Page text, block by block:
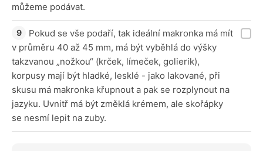
můžeme podávat.
Pokud se vše podaří, tak ideální makronka má mít
v průměru 40 až 45 mm, má být vyběhlá do výšky
takzvanou „nožkou“ (krček, límeček, golierik),
korpusy mají být hladké, lesklé - jako lakované, při
skusu má makronka křupnout a pak se rozplynout na
jazyku. Uvnitř má být změklá krémem, ale skořápky
se nesmí lepit na zuby.